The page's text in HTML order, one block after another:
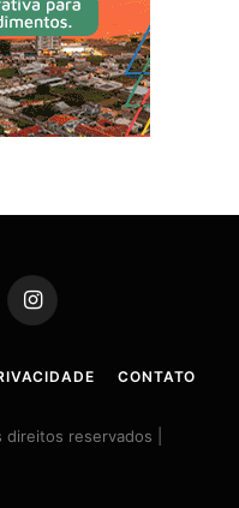
Instagram
CONTATO
reservados |